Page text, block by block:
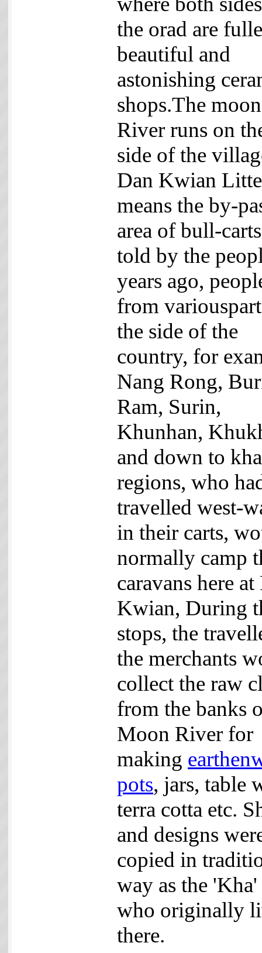
the orad are
beautiful and
astonishing
shops.The moon
River runs on
side of the
Dan Kwian
means the by-
area of bull-
told by the
years ago,
from
the side of the
country, for
Nang Rong,
Ram, Surin,
Khunhan,
and down to
regions, who
travelled west-
in their carts,
normally camp
caravans here at
Kwian, During
stops, the
the merchants
collect the raw
from the banks
Moon River for
making
pots, jars, table
terra cotta etc.
and designs
copied in
way as the
who originally
there.